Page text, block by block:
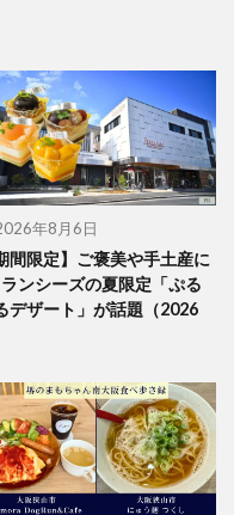
年8月6日
間限定】ご褒美や手土産に
ンシーズの夏限定「ぷる
デザート」が話題（2026